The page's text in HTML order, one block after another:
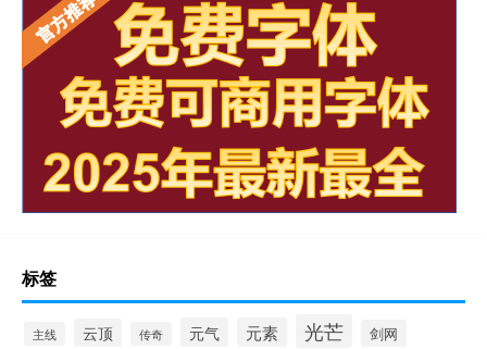
标签
主线 云顶 传奇 元气 元素 光芒 剑网